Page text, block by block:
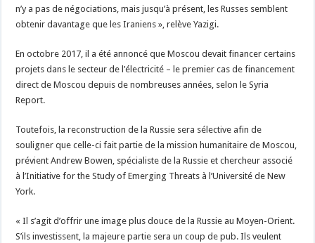
n’y a pas de négociations, mais jusqu’à présent, les Russes semblent
obtenir davantage que les Iraniens », relève Yazigi.
En octobre 2017, il a été annoncé que Moscou devait financer certains
projets dans le secteur de l’électricité – le premier cas de financement
direct de Moscou depuis de nombreuses années, selon le Syria
Report.
Toutefois, la reconstruction de la Russie sera sélective afin de
souligner que celle-ci fait partie de la mission humanitaire de Moscou,
prévient Andrew Bowen, spécialiste de la Russie et chercheur associé
à l’Initiative for the Study of Emerging Threats à l’Université de New
York.
« Il s’agit d’offrir une image plus douce de la Russie au Moyen-Orient.
S’ils investissent, la majeure partie sera un coup de pub. Ils veulent